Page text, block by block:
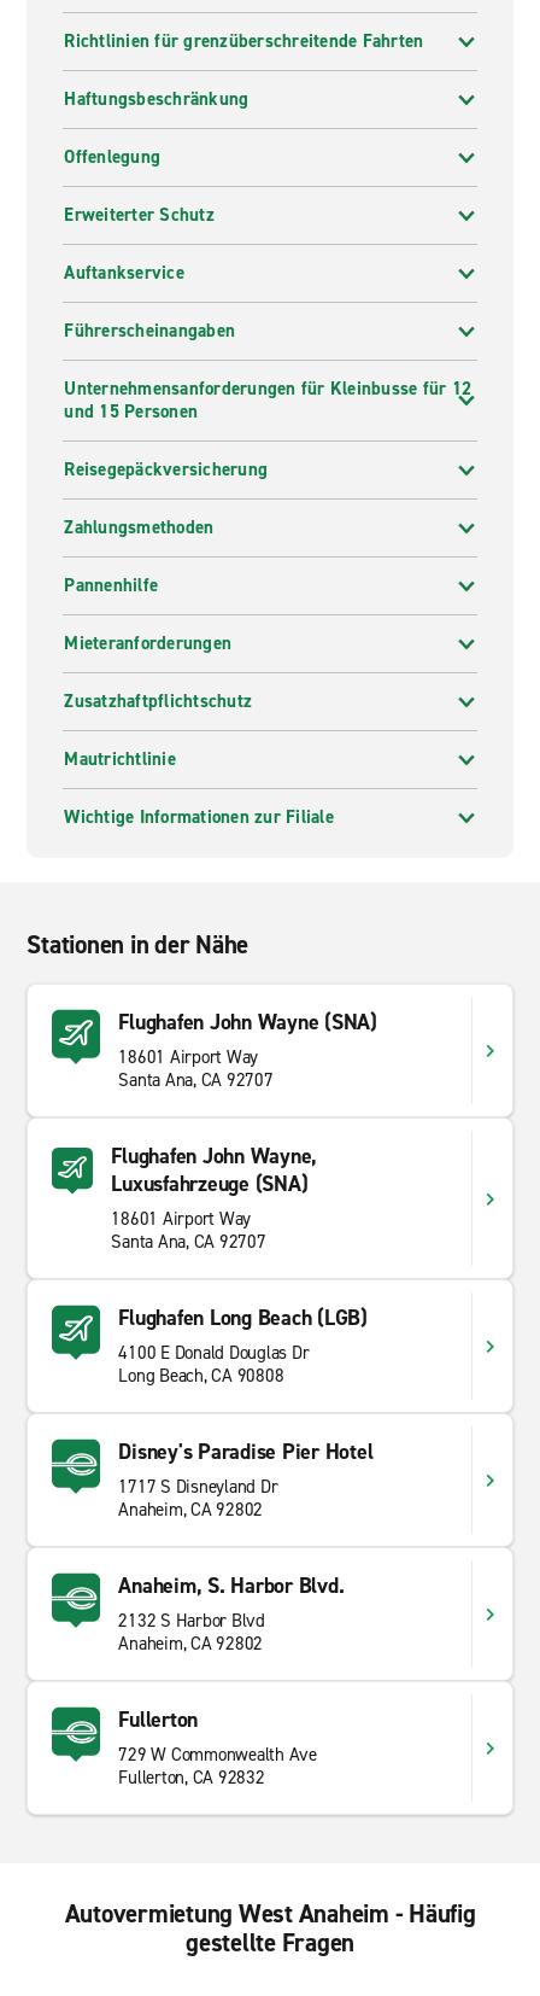
Richtlinien für grenzüberschreitende Fahrten
Haftungsbeschränkung
Offenlegung
Erweiterter Schutz
Auftankservice
Führerscheinangaben
Unternehmensanforderungen für Kleinbusse für 12
und 15 Personen
Reisegepäckversicherung
Zahlungsmethoden
Pannenhilfe
Mieteranforderungen
Zusatzhaftpflichtschutz
Mautrichtlinie
Wichtige Informationen zur Filiale
Stationen in der Nähe
Flughafen John Wayne (SNA)
18601 Airport Way
Santa Ana, CA 92707
Flughafen John Wayne,
Luxusfahrzeuge (SNA)
18601 Airport Way
Santa Ana, CA 92707
Flughafen Long Beach (LGB)
4100 E Donald Douglas Dr
Long Beach, CA 90808
Disney's Paradise Pier Hotel
1717 S Disneyland Dr
Anaheim, CA 92802
Anaheim, S. Harbor Blvd.
2132 S Harbor Blvd
Anaheim, CA 92802
Fullerton
729 W Commonwealth Ave
Fullerton, CA 92832
Autovermietung West Anaheim - Häufig
gestellte Fragen